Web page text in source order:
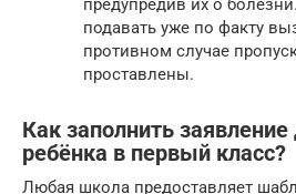
подавать уже по факту
противном случае
проставлены.
Как заполнить
ребёнка в первый класс?
Любая школа предоставляет